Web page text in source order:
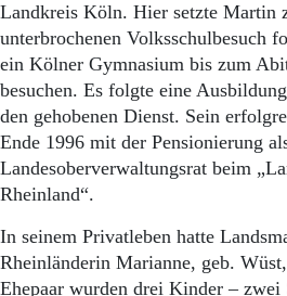
Landkreis Köln. Hier setzte Martin
unterbrochenen Volksschulbesuch
ein Kölner Gymnasium bis zum
besuchen. Es folgte eine
den gehobenen Dienst. Sein
Ende 1996 mit der Pensionierung
Landesoberverwaltungsrat beim
Rheinland“.
In seinem Privatleben hatte
Rheinländerin Marianne, geb.
Ehepaar wurden drei Kinder – zwei